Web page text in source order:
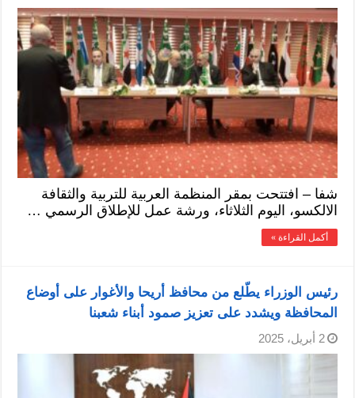
شفا – افتتحت بمقر المنظمة العربية للتربية والثقافة
الالكسو، اليوم الثلاثاء، ورشة عمل للإطلاق الرسمي …
أكمل القراءة »
رئيس الوزراء يطّلع من محافظ أريحا والأغوار على أوضاع
المحافظة ويشدد على تعزيز صمود أبناء شعبنا
2 أبريل، 2025